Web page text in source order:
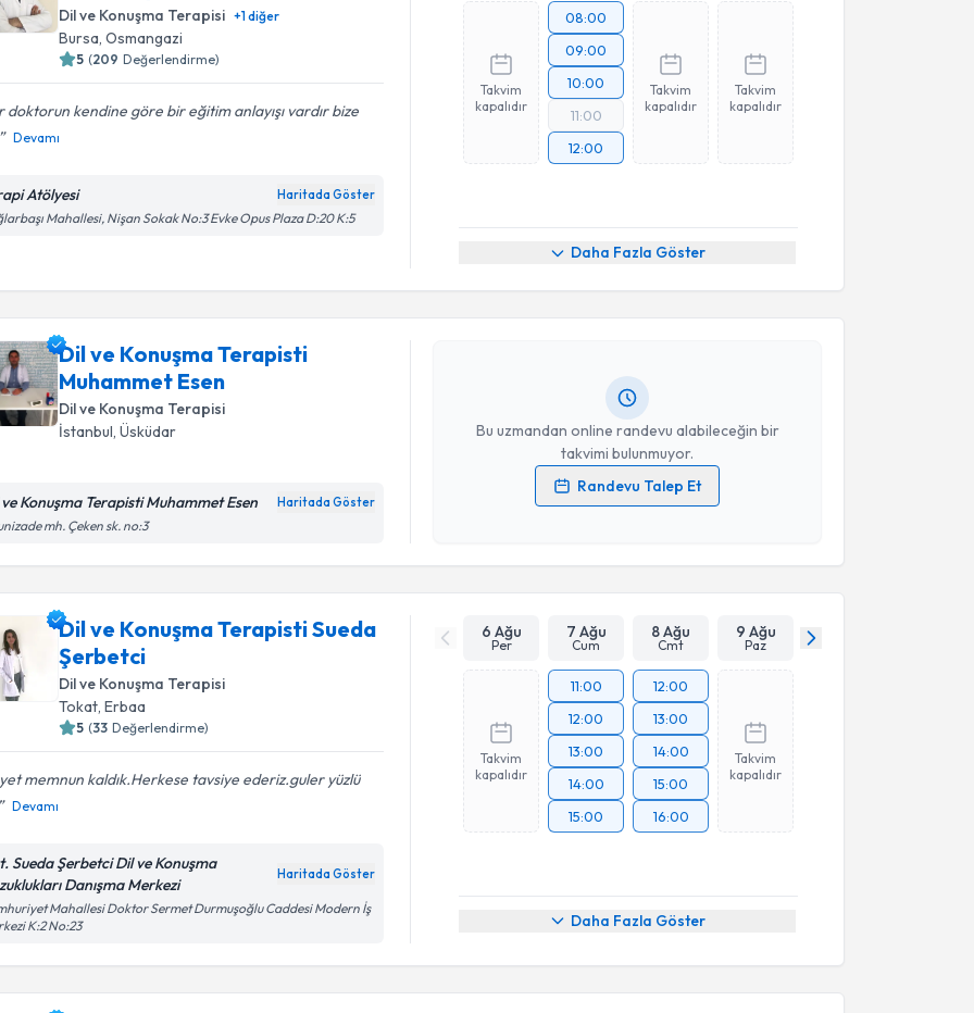
Dil ve Konuşma Terapisi +1diğer
Bursa, Osmangazi
5 (209 Değerlendirme)
doktorun kendine göre bir eğitim anlayışı vardır bize
Devamı
Atölyesi Haritada Göster
Mahallesi, Nişan Sokak No:3 Evke Opus Plaza D:20 K:5
Takvim
kapalıdır
08:00
09:00
10:00
11:00
12:00
Takvim
kapalıdır
Takvim
kapalıdır
Daha Fazla Göster
Dil ve Konuşma Terapisti
Muhammet Esen
Dil ve Konuşma Terapisi
İstanbul , Üsküdar
Konuşma Terapisti Muhammet Esen Haritada Göster
mh. Çeken sk. no:3
Bu uzmandan online randevu alabileceğin bir
takvimi bulunmuyor.
Randevu Talep Et
Randevu Takvimi Talebi
Dil ve Konuşma Terapisti Muhammet Eseniçin randevu
takvimi talebi oluşturun. Size bu uzmandan randevu almanız için
Kişisel verilerimin işlenmesine ilişkinAydınlatma Metni
Dil ve Konuşma Terapisti Sueda
Şerbetci
Dil ve Konuşma Terapisi
Tokat , Erbaa
5 (33 Değerlendirme)
memnun kaldık.Herkese tavsiye ederiz.guler yüzlü
Devamı
Sueda Şerbetci Dil ve Konuşma
Danışma Merkezi
Haritada Göster
Mahallesi Doktor Sermet Durmuşoğlu Caddesi Modern İş
K:2 No:23
6 Ağu
Per
7 Ağu
Cum
8 Ağu
Cmt
9 Ağu
Paz
Takvim
kapalıdır
11:00
12:00
13:00
14:00
15:00
12:00
13:00
14:00
15:00
16:00
Takvim
kapalıdır
Daha Fazla Göster